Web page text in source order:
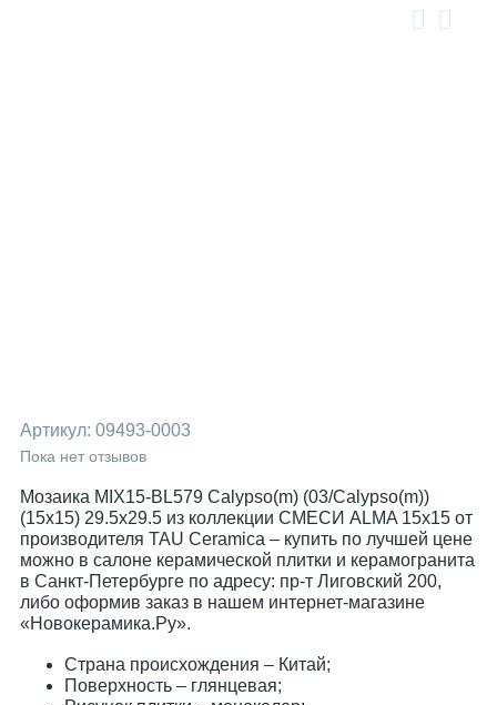
Артикул: 09493-0003
Пока нет отзывов
Мозаика MIX15-BL579 Calypso(m) (03/Calypso(m))
(15x15) 29.5x29.5 из коллекции СМЕСИ ALMA 15x15 от
производителя TAU Ceramica – купить по лучшей цене
можно в салоне керамической плитки и керамогранита
в Санкт-Петербурге по адресу: пр-т Лиговский 200,
либо оформив заказ в нашем интернет-магазине
«Новокерамика.Ру».
Страна происхождения – Китай;
Поверхность – глянцевая;